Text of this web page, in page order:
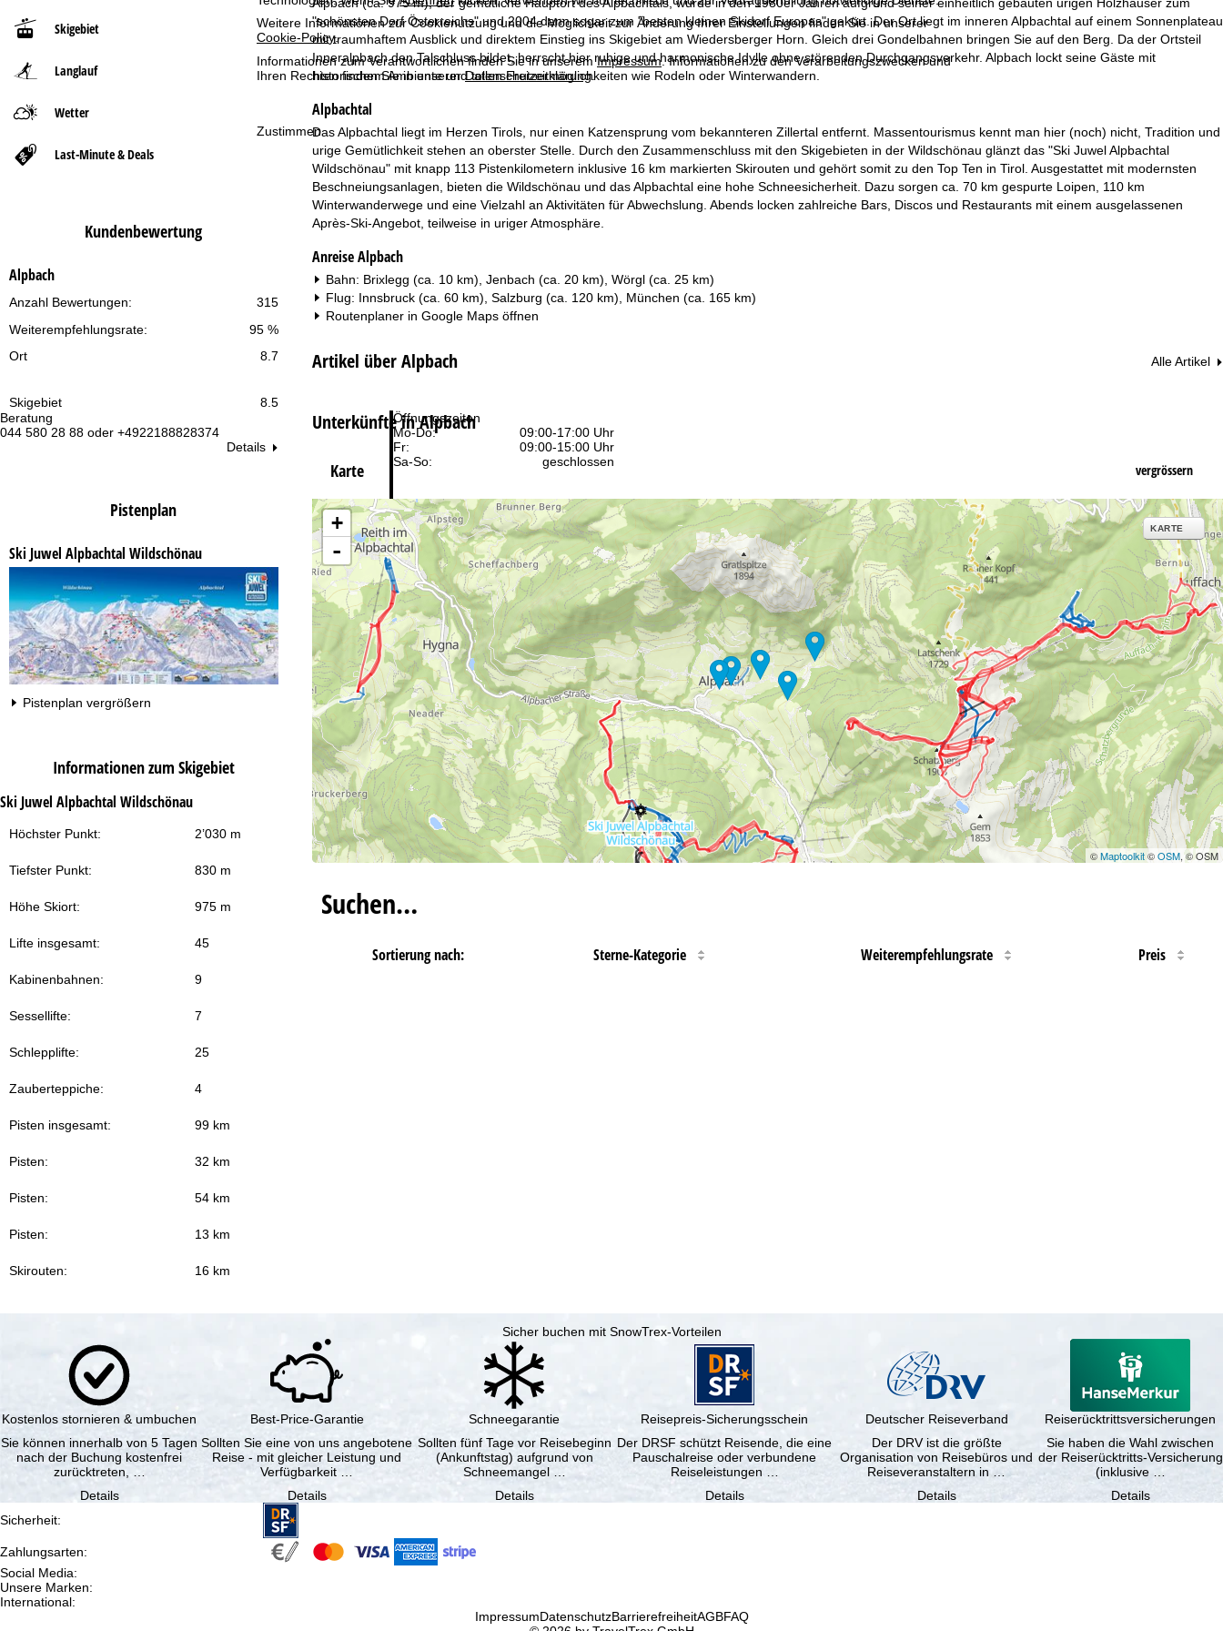
Weitere Informationen zur Cookienutzung und die Möglichkeit zur Änderung Ihrer Einstellungen finden Sie in unserer
Cookie-Policy.
Informationen zum Verantwortlichen finden Sie in unseremImpressum. Informationen zu den Verarbeitungszwecken und
Ihren Rechten finden Sie in unsererDatenschutzerklärung.
Zustimmen
Beratung
044 580 28 88 oder +4922188828374
Öffnungszeiten
Mo-Do:
09:00-17:00 Uhr
Fr:
09:00-15:00 Uhr
Sa-So:
geschlossen
Zur Kontaktseite
Beratung
Skigebiet
Langlauf
Wetter
Last-Minute & Deals
Kundenbewertung
Alpbach
315
Anzahl Bewertungen:
95 %
Weiterempfehlungsrate:
Ort
8.7
Skigebiet 8.5
Details
Pistenplan
Ski Juwel Alpbachtal Wildschönau
Pistenplan vergrößern
Informationen zum Skigebiet
Ski Juwel Alpbachtal Wildschönau
Höchster Punkt: 2’030 m
Tiefster Punkt: 830 m
Höhe Skiort: 975 m
Lifte insgesamt: 45
Kabinenbahnen: 9
Sessellifte: 7
Schlepplifte: 25
Zauberteppiche: 4
Pisten insgesamt: 99 km
Pisten: 32 km
Pisten: 54 km
Pisten: 13 km
Skirouten: 16 km
t
s
e
i
t
e
"schönsten Dorf Österreichs" und 2004 dann sogar zum "besten kleinen Skidorf Europas" gekürt. Der Ort liegt im inneren Alpbachtal auf einem Sonnenplateau
mit traumhaftem Ausblick und direktem Einstieg ins Skigebiet am Wiedersberger Horn. Gleich drei Gondelbahnen bringen Sie auf den Berg. Da der Ortsteil
Inneralpbach den Talschluss bildet, herrscht hier ruhige und harmonische Idylle ohne störenden Durchgangsverkehr. Alpbach lockt seine Gäste mit
historischem Ambiente und tollen Freizeitmöglichkeiten wie Rodeln oder Winterwandern.
Alpbachtal
Das Alpbachtal liegt im Herzen Tirols, nur einen Katzensprung vom bekannteren Zillertal entfernt. Massentourismus kennt man hier (noch) nicht, Tradition und
urige Gemütlichkeit stehen an oberster Stelle. Durch den Zusammenschluss mit den Skigebieten in der Wildschönau glänzt das "Ski Juwel Alpbachtal
Wildschönau" mit knapp 113 Pistenkilometern inklusive 16 km markierten Skirouten und gehört somit zu den Top Ten in Tirol. Ausgestattet mit modernsten
Beschneiungsanlagen, bieten die Wildschönau und das Alpbachtal eine hohe Schneesicherheit. Dazu sorgen ca. 70 km gespurte Loipen, 110 km
Winterwanderwege und eine Vielzahl an Aktivitäten für Abwechslung. Abends locken zahlreiche Bars, Discos und Restaurants mit einem ausgelassenen
Après-Ski-Angebot, teilweise in uriger Atmosphäre.
Anreise Alpbach
Bahn: Brixlegg (ca. 10 km), Jenbach (ca. 20 km), Wörgl (ca. 25 km)
Flug: Innsbruck (ca. 60 km), Salzburg (ca. 120 km), München (ca. 165 km)
Routenplaner in Google Mapsöffnen
Artikel über Alpbach Alle Artikel
Unterkünfte in Alpbach
Karte vergrössern
+
-
KARTE
©Maptoolkit©OSM, © OSM
Suchen…
Sortierung nach: Sterne-Kategorie Weiterempfehlungsrate Preis
Sicher buchen mit SnowTrex-Vorteilen
Kostenlos stornieren & umbuchen
Sie können innerhalb von 5 Tagen
nach der Buchung kostenfrei
zurücktreten, …
Details
Best-Price-Garantie
Sollten Sie eine von uns angebotene
Reise - mit gleicher Leistung und
Verfügbarkeit …
Details
Schneegarantie
Sollten fünf Tage vor Reisebeginn
(Ankunftstag) aufgrund von
Schneemangel …
Details
Reisepreis-Sicherungsschein
Der DRSF schützt Reisende, die eine
Pauschalreise oder verbundene
Reiseleistungen …
Details
Deutscher Reiseverband
Der DRV ist die größte
Organisation von Reisebüros und
Reiseveranstaltern in …
Details
Reiserücktrittsversicherungen
Sie haben die Wahl zwischen
der Reiserücktritts-Versicherung
(inklusive …
Details
Sicherheit:
Zahlungsarten:
Social Media:
Unsere Marken:
International:
ImpressumDatenschutzBarrierefreiheitAGBFAQ